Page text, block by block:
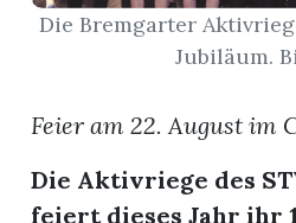
Die Bremgarter
Jubiläum.
Feier am 22. August im
Die Aktivriege des
feiert dieses Jahr ihr